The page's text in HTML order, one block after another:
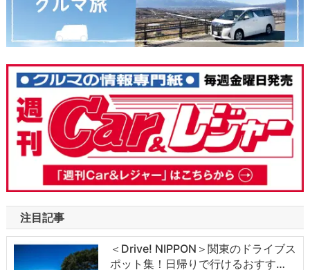
注目記事
＜Drive! NIPPON＞関東のドライブス
ポット集！日帰りで行けるおすす…